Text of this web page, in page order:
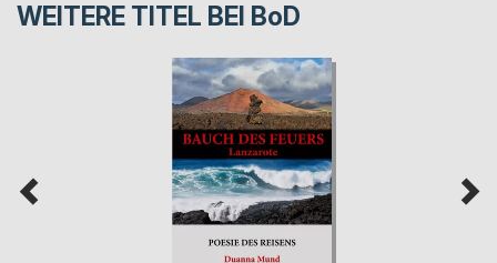
WEITERE TITEL BEI BoD